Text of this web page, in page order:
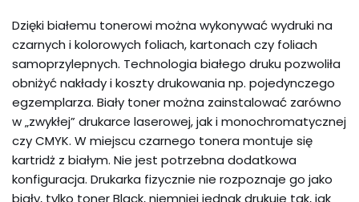
Dzięki białemu tonerowi można wykonywać wydruki na
czarnych i kolorowych foliach, kartonach czy foliach
samoprzylepnych. Technologia białego druku pozwoliła
obniżyć nakłady i koszty drukowania np. pojedynczego
egzemplarza. Biały toner można zainstalować zarówno
w „zwykłej” drukarce laserowej, jak i monochromatycznej
czy CMYK. W miejscu czarnego tonera montuje się
kartridż z białym. Nie jest potrzebna dodatkowa
konfiguracja. Drukarka fizycznie nie rozpoznaje go jako
biały, tylko toner Black, niemniej jednak drukuje tak, jak